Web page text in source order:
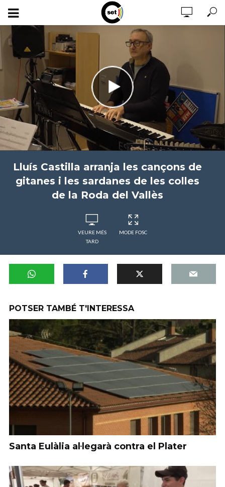
Lluís Castilla arranja les cançons de
gitanes i les sardanes de les colles
de la Roda del Vallès
VEURE MÉS
TARD
MODE FOSC
POTSER TAMBÉ T'INTERESSA
Santa Eulàlia al·legarà contra el Plater